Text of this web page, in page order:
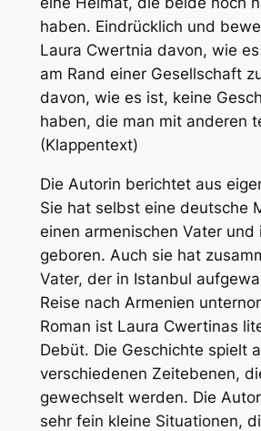
haben. Eindrücklich und
Laura Cwertnia davon, wie
am Rand einer Gesellschaft
davon, wie es ist, keine
haben, die man mit anderen
(Klappentext)
Die Autorin berichtet aus
Sie hat selbst eine deutsche
einen armenischen Vater und
geboren. Auch sie hat
Vater, der in Istanbul
Reise nach Armenien
Roman ist Laura Cwertinas
Debüt. Die Geschichte spielt
verschiedenen Zeitebenen,
gewechselt werden. Die
sehr fein kleine Situationen,